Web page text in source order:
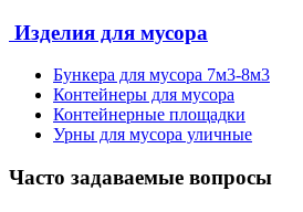
Изделия для мусора
Бункера для мусора 7м3-8м3
Контейнеры для мусора
Контейнерные площадки
Урны для мусора уличные
Часто задаваемые вопросы